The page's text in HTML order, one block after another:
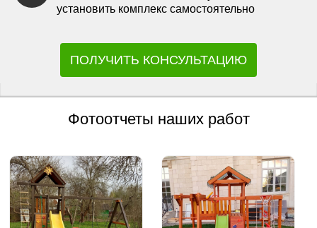
установить комплекс самостоятельно
ПОЛУЧИТЬ КОНСУЛЬТАЦИЮ
Фотоотчеты наших работ